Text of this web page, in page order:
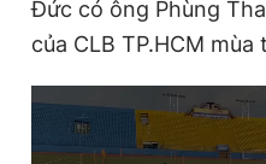
Đức có ông Phùng
của CLB TP.HCM mùa